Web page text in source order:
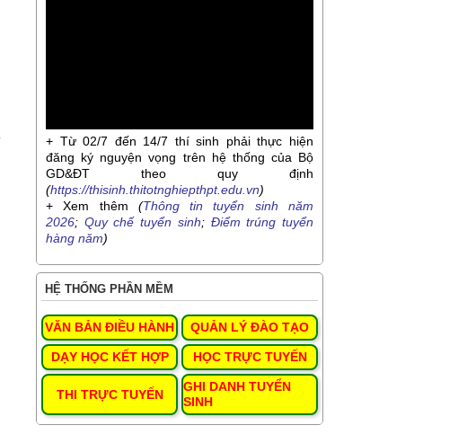
+ Từ 02/7 đến 14/7 thí sinh phải thực hiện
đăng ký nguyện vọng trên hệ thống của Bộ
GD&ĐT theo quy định
(https://thisinh.thitotnghiepthpt.edu.vn)
+ Xem thêm (Thông tin tuyển sinh năm
2026; Quy chế tuyển sinh; Điểm trúng tuyển
hàng năm)
HỆ THỐNG PHẦN MỀM
VĂN BẢN ĐIỀU HÀNH QUẢN LÝ ĐÀO TẠO
DẠY HỌC KẾT HỢP HỌC TRỰC TUYẾN
THI TRỰC TUYẾN
GHI DANH TUYỂN
SINH